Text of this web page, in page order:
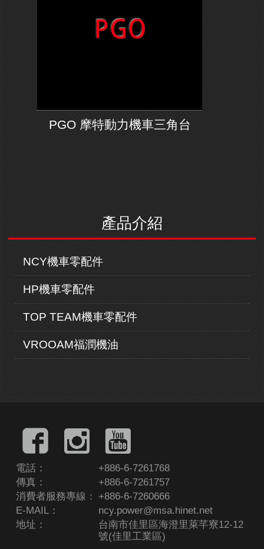
產品介紹
NCY機車零配件
HP機車零配件
TOP TEAM機車零配件
VROOAM福潤機油
PGO 摩特動力機車三角台
電話：
+886-6-7261768
傳真：
+886-6-7261757
消費者服務專線：
+886-6-7260666
E-MAIL：
ncy.power@msa.hinet.net
地址：
台南市佳里區海澄里萊芊寮12-12
號(佳里工業區)